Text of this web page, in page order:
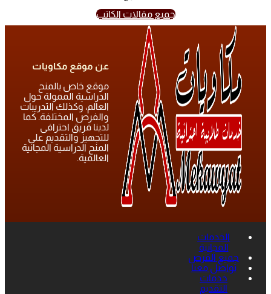
جميع مقالات الكاتب
عن موقع مكاويات
موقع خاص بالمنح
الدراسية الممولة حول
العالم، وكذلك التدريبات
والفرص المختلفة. كما
لدينا فريق احترافى
للتجهيز والتقديم على
المنح الدراسية المجانية
العالمية.
الخدمات
المجانية
جميع الفرص
تواصل معنا
خدمات
التقديم